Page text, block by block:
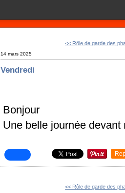
<< Rôle de garde des
14 mars 2025
Vendredi
Bonjour
Une belle journée devant
<< Rôle de garde des